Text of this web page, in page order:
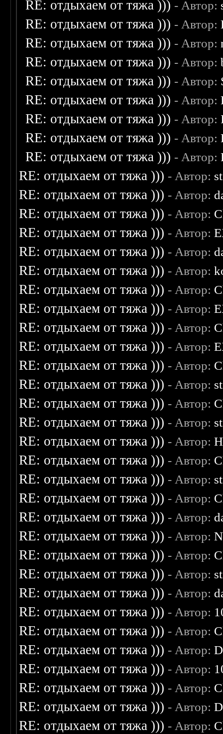
RE: отдыхаем от тяжа ))) - Автор:
RE: отдыхаем от тяжа ))) - Автор:
RE: отдыхаем от тяжа ))) - Автор:
RE: отдыхаем от тяжа ))) - Автор:
RE: отдыхаем от тяжа ))) - Автор:
RE: отдыхаем от тяжа ))) - Автор:
RE: отдыхаем от тяжа ))) - Автор:
RE: отдыхаем от тяжа ))) - Автор:
RE: отдыхаем от тяжа ))) - Автор:
RE: отдыхаем от тяжа ))) - Автор:
RE: отдыхаем от тяжа ))) - Автор:
RE: отдыхаем от тяжа ))) - Автор:
RE: отдыхаем от тяжа ))) - Автор:
RE: отдыхаем от тяжа ))) - Автор:
RE: отдыхаем от тяжа ))) - Автор:
RE: отдыхаем от тяжа ))) - Автор:
RE: отдыхаем от тяжа ))) - Автор:
RE: отдыхаем от тяжа ))) - Автор:
RE: отдыхаем от тяжа ))) - Автор:
RE: отдыхаем от тяжа ))) - Автор:
RE: отдыхаем от тяжа ))) - Автор:
RE: отдыхаем от тяжа ))) - Автор:
RE: отдыхаем от тяжа ))) - Автор:
RE: отдыхаем от тяжа ))) - Автор:
RE: отдыхаем от тяжа ))) - Автор:
RE: отдыхаем от тяжа ))) - Автор:
RE: отдыхаем от тяжа ))) - Автор:
RE: отдыхаем от тяжа ))) - Автор:
RE: отдыхаем от тяжа ))) - Автор:
RE: отдыхаем от тяжа ))) - Автор:
RE: отдыхаем от тяжа ))) - Автор:
RE: отдыхаем от тяжа ))) - Автор:
RE: отдыхаем от тяжа ))) - Автор:
RE: отдыхаем от тяжа ))) - Автор:
RE: отдыхаем от тяжа ))) - Автор:
RE: отдыхаем от тяжа ))) - Автор:
RE: отдыхаем от тяжа ))) - Автор:
RE: отдыхаем от тяжа ))) - Автор:
RE: отдыхаем от тяжа ))) - Автор: